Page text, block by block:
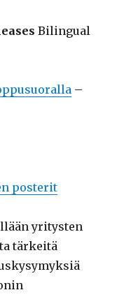
Bilingual
–
posterit
yritysten
tärkeitä